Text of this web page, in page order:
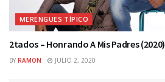
MERENGUES TÍPICO
2tados – Honrando A Mis Padres (2020)
BY RAMON JULIO 2, 2020